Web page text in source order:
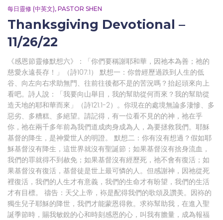
每日靈修 (中英文) PASTOR SHEN
Thanksgiving Devotional –
11/26/22
《感恩節靈修默想六》：「你們要稱謝耶和華，因祂本為善；祂的
慈愛永遠長存！」（詩107:1） 默想一：你曾經歷過跌到人生的低
谷、向左向右求助無門、往前往後都不是的苦況嗎？抬起頭來向上
看吧。詩人說：「我要向山舉目，我的幫助從何而來？我的幫助從
造天地的耶和華而來」（詩121:1-2）。你現在的處境無論多淒慘、多
惡劣、多糟糕、多絕望。請記得，有一位看不見的的神，祂在乎
你，祂在兩千多年前為我們道成肉身成為人，為要拯救我們。耶穌
基督的降生，是神愛世人的明證。 默想二：你有沒有想過？假如耶
穌基督沒有降生，這世界就沒有聖誕節；如果基督沒有捨身流血，
我們的罪就得不到赦免；如果基督沒有經歷死，祂不會有復活；如
果基督沒有復活，基督徒是世上最可憐的人。但感謝神，因祂從死
裡復活，我們的人生才有意義，我們的生命才有盼望，我們的生活
才有目標。 禱告：天父上帝，袮是配得我們的歌頌及讚美。因袮的
獨生兒子耶穌的降世，我們才能蒙恩得救。求袮幫助我，在進入聖
誕季節時，賜我敏銳的心和時刻感恩的心，叫我有膽量，成為報福